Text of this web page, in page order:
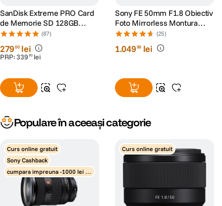
SanDisk Extreme PRO Card
de Memorie SD 128GB
SDXC UHS-I Class 10 U3 V30
+ 2 Ani RescuePRO Deluxe
(87)
27900 lei
PRP:339 90 lei
Sony FE 50mm F1.8 Obiectiv
Foto Mirrorless Montura
Sony E
(25)
1.04999 lei
Populare în aceeași categorie
Curs online gratuit
Sony Cashback
cumpara impreuna -1000 lei di
scount obiective
Curs online gratuit